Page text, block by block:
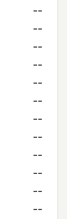
--
--
--
--
--
--
--
--
--
--
--
--